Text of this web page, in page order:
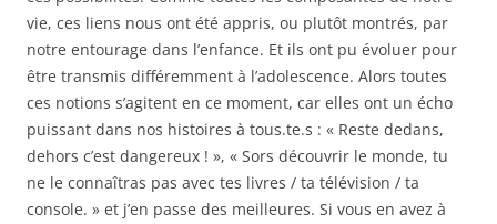
vie, ces liens nous ont été appris, ou plutôt montrés, par
notre entourage dans l’enfance. Et ils ont pu évoluer pour
être transmis différemment à l’adolescence. Alors toutes
ces notions s’agitent en ce moment, car elles ont un écho
puissant dans nos histoires à tous.te.s : « Reste dedans,
dehors c’est dangereux ! », « Sors découvrir le monde, tu
ne le connaîtras pas avec tes livres / ta télévision / ta
console. » et j’en passe des meilleures. Si vous en avez à